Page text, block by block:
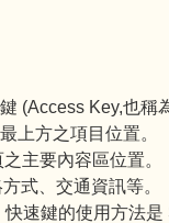
(Access Key,也稱
上方之項目位置。
主要內容區位置。
式、交通資訊等。
速鍵的使用方法